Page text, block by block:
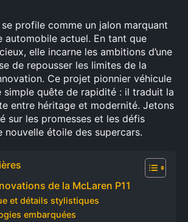
se profile comme un jalon marquant
automobile actuel. En tant que
elle incarne les ambitions d’une
de repousser les limites de la
Ce projet pionnier véhicule
simple quête de rapidité : il traduit la
entre héritage et modernité. Jetons
sur les promesses et les défis
nouvelle étoile des supercars.
de la McLaren P11
et détails stylistiques
embarquées